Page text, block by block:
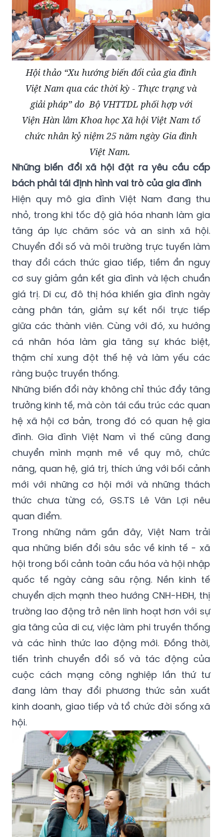
Hội thảo “Xu hướng biến đổi của gia đình
Việt Nam qua các thời kỳ - Thực trạng và
giải pháp” do Bộ VHTTDL phối hợp với
Viện Hàn lâm Khoa học Xã hội Việt Nam tổ
chức nhân kỷ niệm 25 năm ngày Gia đình
Việt Nam.
Những biến đổi xã hội đặt ra yêu cầu cấp
bách phải tái định hình vai trò của gia đình
Hiện quy mô gia đình Việt Nam đang thu
nhỏ, trong khi tốc độ già hóa nhanh làm gia
tăng áp lực chăm sóc và an sinh xã hội.
Chuyển đổi số và môi trường trực tuyến làm
thay đổi cách thức giao tiếp, tiềm ẩn nguy
cơ suy giảm gắn kết gia đình và lệch chuẩn
giá trị. Di cư, đô thị hóa khiến gia đình ngày
càng phân tán, giảm sự kết nối trực tiếp
giữa các thành viên. Cùng với đó, xu hướng
cá nhân hóa làm gia tăng sự khác biệt,
thậm chí xung đột thế hệ và làm yếu các
ràng buộc truyền thống.
Những biến đổi này không chỉ thúc đẩy tăng
trưởng kinh tế, mà còn tái cấu trúc các quan
hệ xã hội cơ bản, trong đó có quan hệ gia
đình. Gia đình Việt Nam vì thế cũng đang
chuyển mình mạnh mẽ về quy mô, chức
năng, quan hệ, giá trị, thích ứng với bối cảnh
mới với những cơ hội mới và những thách
thức chưa từng có, GS.TS Lê Văn Lợi nêu
quan điểm.
Trong những năm gần đây, Việt Nam trải
qua những biến đổi sâu sắc về kinh tế - xã
hội trong bối cảnh toàn cầu hóa và hội nhập
quốc tế ngày càng sâu rộng. Nền kinh tế
chuyển dịch mạnh theo hướng CNH-HĐH, thị
trường lao động trở nên linh hoạt hơn với sự
gia tăng của di cư, việc làm phi truyền thống
và các hình thức lao động mới. Đồng thời,
tiến trình chuyển đổi số và tác động của
cuộc cách mạng công nghiệp lần thứ tư
đang làm thay đổi phương thức sản xuất
kinh doanh, giao tiếp và tổ chức đời sống xã
hội.